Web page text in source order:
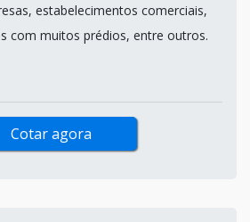
estabelecimentos comerciais,
com muitos prédios, entre outros.
Cotar agora